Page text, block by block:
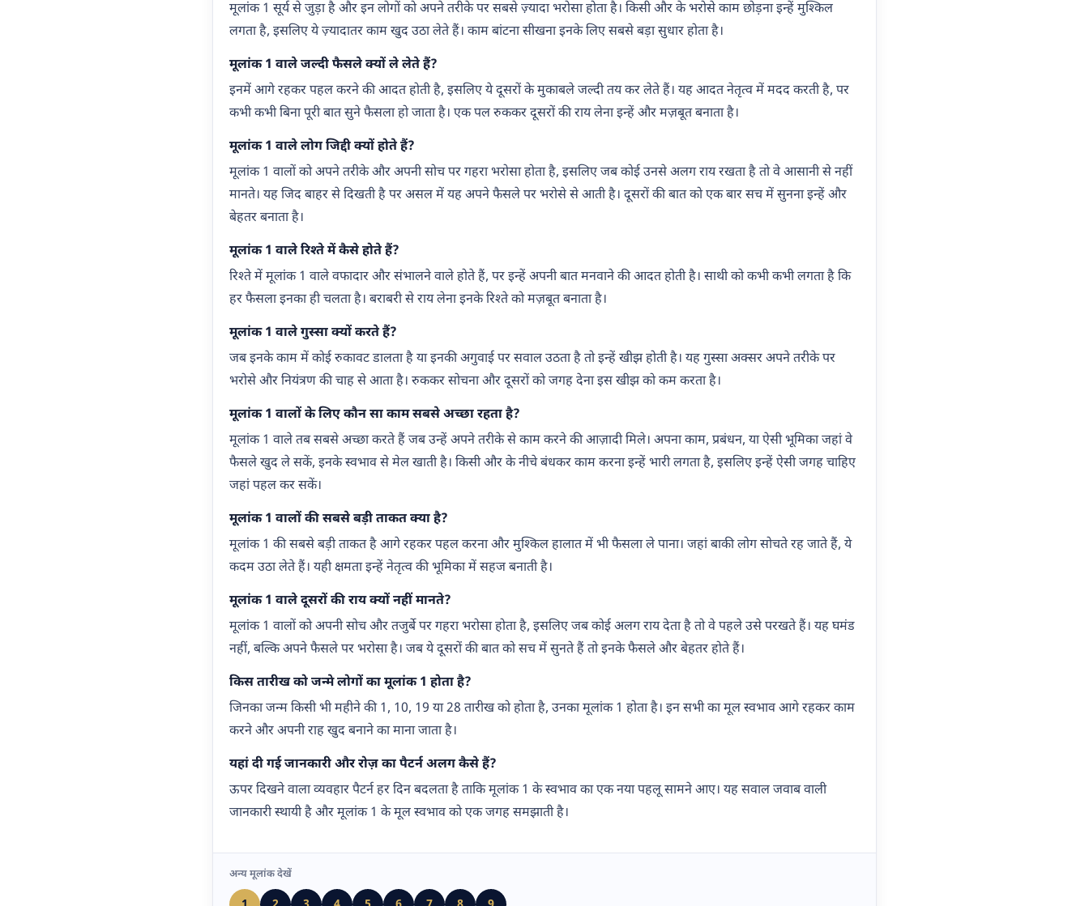
मूलांक 1 सूर्य से जुड़ा है और इन लोगों को अपने तरीके पर सबसे ज़्यादा भरोसा होता है। किसी और के भरोसे काम छोड़ना इन्हें मुश्किल
लगता है, इसलिए ये ज़्यादातर काम खुद उठा लेते हैं। काम बांटना सीखना इनके लिए सबसे बड़ा सुधार होता है।
मूलांक 1 वाले जल्दी फैसले क्यों ले लेते हैं?
इनमें आगे रहकर पहल करने की आदत होती है, इसलिए ये दूसरों के मुकाबले जल्दी तय कर लेते हैं। यह आदत नेतृत्व में मदद करती है, पर
कभी कभी बिना पूरी बात सुने फैसला हो जाता है। एक पल रुककर दूसरों की राय लेना इन्हें और मज़बूत बनाता है।
मूलांक 1 वाले लोग जिद्दी क्यों होते हैं?
मूलांक 1 वालों को अपने तरीके और अपनी सोच पर गहरा भरोसा होता है, इसलिए जब कोई उनसे अलग राय रखता है तो वे आसानी से नहीं
मानते। यह जिद बाहर से दिखती है पर असल में यह अपने फैसले पर भरोसे से आती है। दूसरों की बात को एक बार सच में सुनना इन्हें और
बेहतर बनाता है।
मूलांक 1 वाले रिश्ते में कैसे होते हैं?
रिश्ते में मूलांक 1 वाले वफादार और संभालने वाले होते हैं, पर इन्हें अपनी बात मनवाने की आदत होती है। साथी को कभी कभी लगता है कि
हर फैसला इनका ही चलता है। बराबरी से राय लेना इनके रिश्ते को मज़बूत बनाता है।
मूलांक 1 वाले गुस्सा क्यों करते हैं?
जब इनके काम में कोई रुकावट डालता है या इनकी अगुवाई पर सवाल उठता है तो इन्हें खीझ होती है। यह गुस्सा अक्सर अपने तरीके पर
भरोसे और नियंत्रण की चाह से आता है। रुककर सोचना और दूसरों को जगह देना इस खीझ को कम करता है।
मूलांक 1 वालों के लिए कौन सा काम सबसे अच्छा रहता है?
मूलांक 1 वाले तब सबसे अच्छा करते हैं जब उन्हें अपने तरीके से काम करने की आज़ादी मिले। अपना काम, प्रबंधन, या ऐसी भूमिका जहां वे
फैसले खुद ले सकें, इनके स्वभाव से मेल खाती है। किसी और के नीचे बंधकर काम करना इन्हें भारी लगता है, इसलिए इन्हें ऐसी जगह चाहिए
जहां पहल कर सकें।
मूलांक 1 वालों की सबसे बड़ी ताकत क्या है?
मूलांक 1 की सबसे बड़ी ताकत है आगे रहकर पहल करना और मुश्किल हालात में भी फैसला ले पाना। जहां बाकी लोग सोचते रह जाते हैं, ये
कदम उठा लेते हैं। यही क्षमता इन्हें नेतृत्व की भूमिका में सहज बनाती है।
मूलांक 1 वाले दूसरों की राय क्यों नहीं मानते?
मूलांक 1 वालों को अपनी सोच और तजुर्बे पर गहरा भरोसा होता है, इसलिए जब कोई अलग राय देता है तो वे पहले उसे परखते हैं। यह घमंड
नहीं, बल्कि अपने फैसले पर भरोसा है। जब ये दूसरों की बात को सच में सुनते हैं तो इनके फैसले और बेहतर होते हैं।
किस तारीख को जन्मे लोगों का मूलांक 1 होता है?
जिनका जन्म किसी भी महीने की 1, 10, 19 या 28 तारीख को होता है, उनका मूलांक 1 होता है। इन सभी का मूल स्वभाव आगे रहकर काम
करने और अपनी राह खुद बनाने का माना जाता है।
यहां दी गई जानकारी और रोज़ का पैटर्न अलग कैसे हैं?
ऊपर दिखने वाला व्यवहार पैटर्न हर दिन बदलता है ताकि मूलांक 1 के स्वभाव का एक नया पहलू सामने आए। यह सवाल जवाब वाली
जानकारी स्थायी है और मूलांक 1 के मूल स्वभाव को एक जगह समझाती है।
अन्य मूलांक देखें